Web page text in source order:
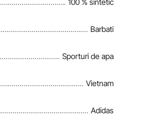
rezonabil.
Barbati
Sporturi de apa
Vietnam
Adidas